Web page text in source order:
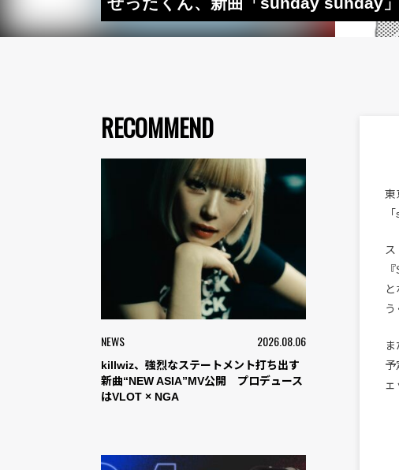
RECOMMEND
NEWS 2026.08.06
killwiz、強烈なステートメント打ち出す
新曲“NEW ASIA”MV公開 プロデュース
はVLOT × NGA
東
予
ェ